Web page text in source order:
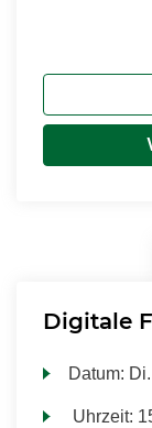
Digitale
Datum: Di.
Uhrzeit: